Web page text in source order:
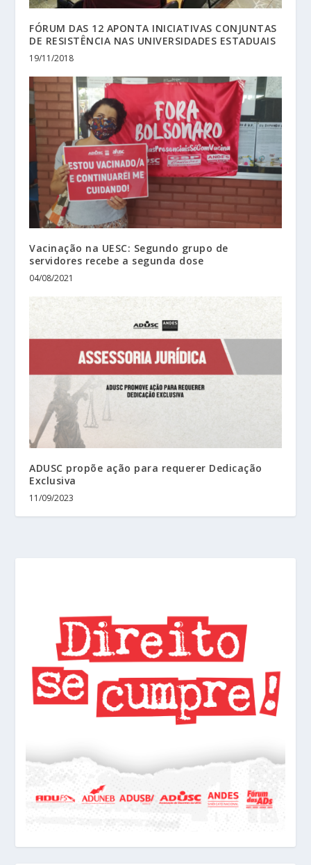
FÓRUM DAS 12 APONTA INICIATIVAS CONJUNTAS
DE RESISTÊNCIA NAS UNIVERSIDADES ESTADUAIS
19/11/2018
Vacinação na UESC: Segundo grupo de
servidores recebe a segunda dose
04/08/2021
ADUSC propõe ação para requerer Dedicação
Exclusiva
11/09/2023